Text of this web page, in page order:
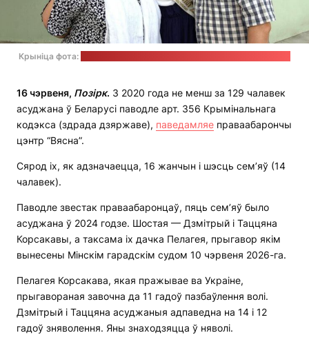
Крыніца фота:
16 чэрвеня, Позірк. З 2020 года не менш за 129 чалавек
асуджана ў Беларусі паводле арт. 356 Крымінальнага
кодэкса (здрада дзяржаве), паведамляе праваабарончы
цэнтр “Вясна”.
Сярод іх, як адзначаецца, 16 жанчын і шэсць сем’яў (14
чалавек).
Паводле звестак праваабаронцаў, пяць сем’яў было
асуджана ў 2024 годзе. Шостая — Дзмітрый і Таццяна
Корсакавы, а таксама іх дачка Пелагея, прыгавор якім
вынесены Мінскім гарадскім судом 10 чэрвеня 2026-га.
Пелагея Корсакава, якая пражывае ва Украіне,
прыгавораная завочна да 11 гадоў пазбаўлення волі.
Дзмітрый і Таццяна асуджаныя адпаведна на 14 і 12
гадоў зняволення. Яны знаходзяцца ў няволі.